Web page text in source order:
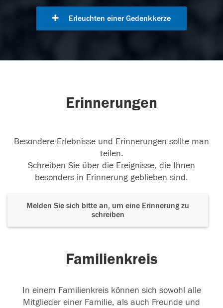
Erleuchten einer Gedenkkerze
Erinnerungen
Besondere Erlebnisse und Erinnerungen sollte man
teilen.
Schreiben Sie über die Ereignisse, die Ihnen
besonders in Erinnerung geblieben sind.
Melden Sie sich bitte an, um eine Erinnerung zu
schreiben
Familienkreis
In einem Familienkreis können sich sowohl alle
Mitglieder einer Familie, als auch Freunde und